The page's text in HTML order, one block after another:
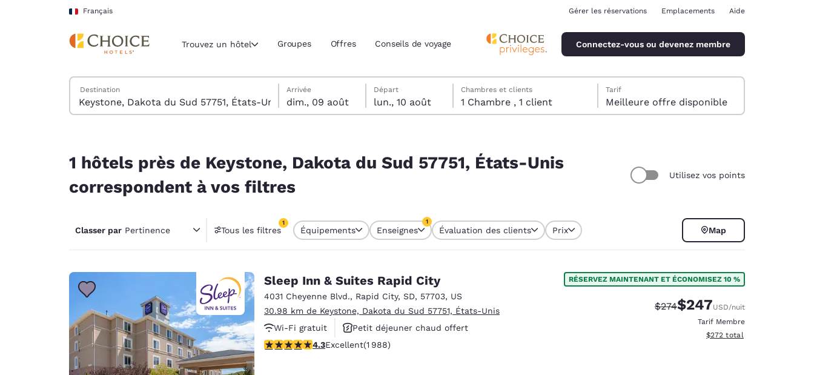
Sauter à Contenu Principal
Français
Région et lieu actuels
Amériques
United States
América Latina Latin America Canada
Canada
Français Español
Europe
Deutschland
Deutsch
Germany
English
Spain
Gérer les réservations Emplacements Aide
Trouvez un hôtel Groupes Offres Conseils de voyage Connectez-vous ou devenez membre
Trouver des hôtels
Destination
dimanche 9 août
Arrivée
dim., 09 août
lundi 10 août
Départ
lun., 10 août
lundi 10 août date de départ sélectionnée
dimanche 9 août date d’arrivée sélectionnée
Chambres et clients
1 Chambre , 1 client
Tarif
Meilleure offre disponible
1 hôtels près de Keystone, Dakota du Sud 57751, États-Unis
correspondent à vos filtres
Utilisez vos points
Classer par Pertinence Tous les filtres
1
1 filtre sélectionné
Équipements Enseignes
1
Évaluation des clients Prix Map
Sleep Inn & Suites Rapid City
4031 Cheyenne Blvd., Rapid City, SD, 57703, US
30.98 km de Keystone, Dakota du Sud 57751, États-Unis
Wi-Fi gratuit
Petit déjeuner chaud offert
Animaux acceptés
4.33 étoiles. Excellent. 1988 commentaires
4.3Excellent(1 988)
RÉSERVEZ MAINTENANT ET ÉCONOMISEZ 10 %
Tarif barré :
$274Tarif réduit :
$247USD/nuit
Tarif Membre
Afficher les détails du total
$272 total